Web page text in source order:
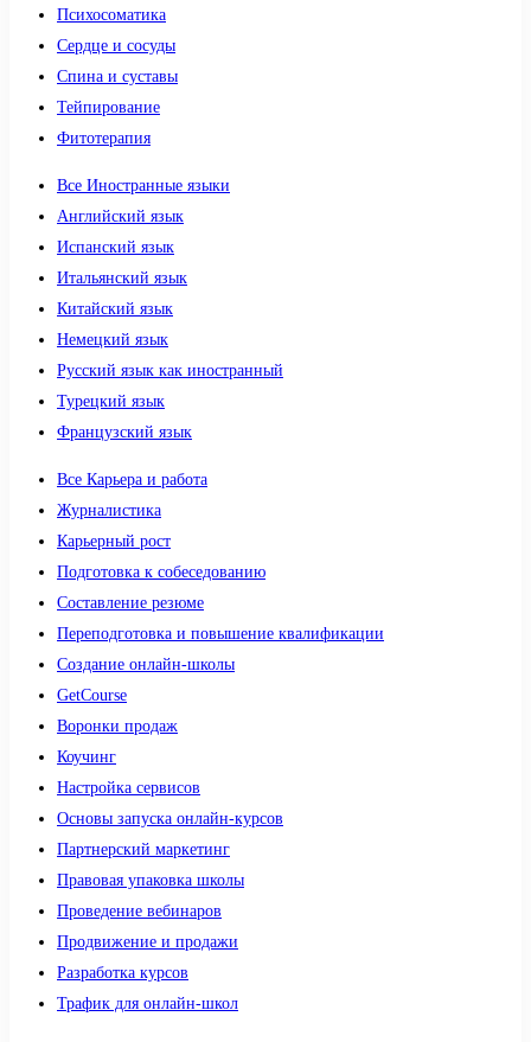
Психосоматика
Сердце и сосуды
Спина и суставы
Тейпирование
Фитотерапия
Все Иностранные языки
Английский язык
Испанский язык
Итальянский язык
Китайский язык
Немецкий язык
Русский язык как иностранный
Турецкий язык
Французский язык
Все Карьера и работа
Журналистика
Карьерный рост
Подготовка к собеседованию
Составление резюме
Переподготовка и повышение квалификации
Создание онлайн-школы
GetCourse
Воронки продаж
Коучинг
Настройка сервисов
Основы запуска онлайн-курсов
Партнерский маркетинг
Правовая упаковка школы
Проведение вебинаров
Продвижение и продажи
Разработка курсов
Трафик для онлайн-школ